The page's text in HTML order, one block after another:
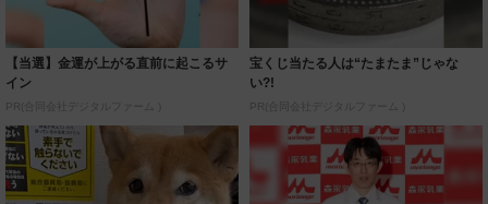
【当選】金運が上がる直前に起こるサ
イン
PR(合同会社デジタルファーム )
宝くじ当たる人は“たまたま”じゃな
い?!
PR(合同会社デジタルファーム )